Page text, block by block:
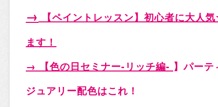
→ 【ペイントレッスン】初心者に大人
ます！
→ 【色の日セミナー-リ ッチ編- 】パー
ジュアリー配色はこれ！